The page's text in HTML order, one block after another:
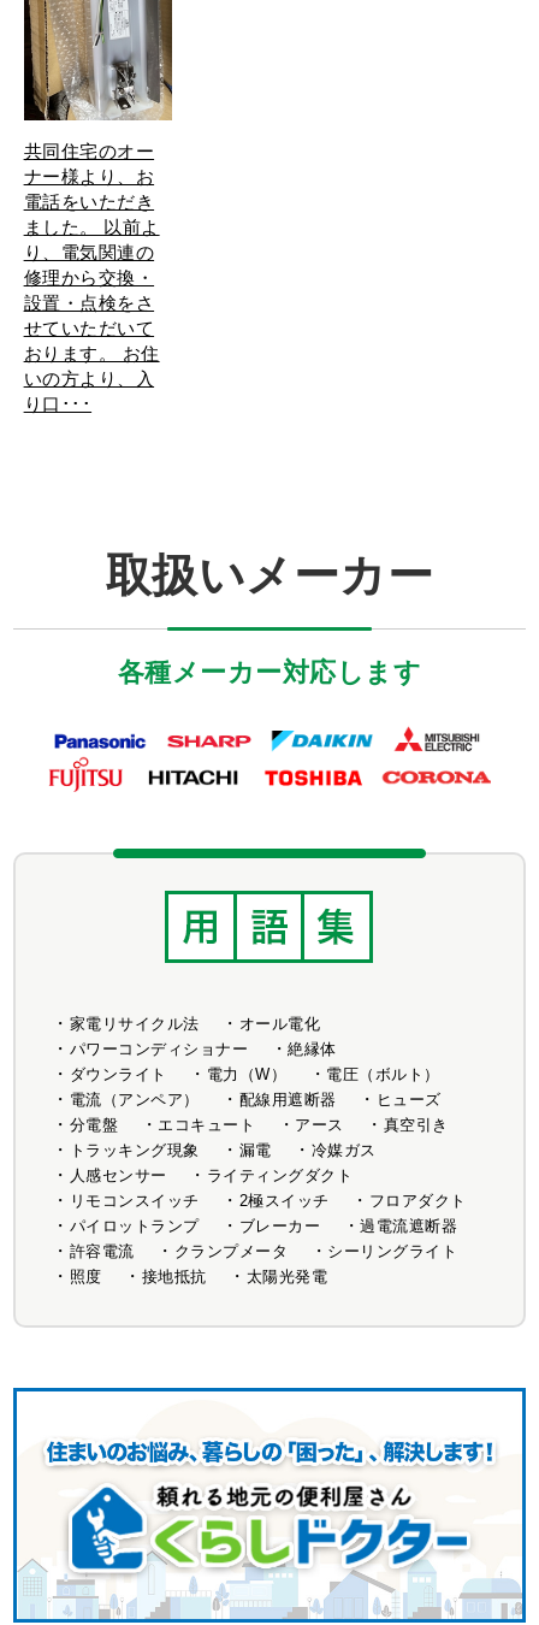
共同住宅のオー
ナー様より、お
電話をいただき
ました。 以前よ
り、電気関連の
修理から交換・
設置・点検をさ
せていただいて
おります。 お住
いの方より、入
り口･･･
取扱いメーカー
各種メーカー対応します
家電リサイクル法
オール電化
パワーコンディショナー
絶縁体
ダウンライト
電力（W）
電圧（ボルト）
電流（アンペア）
配線用遮断器
ヒューズ
分電盤
エコキュート アース
真空引き
トラッキング現象
漏電
冷媒ガス
人感センサー
ライティングダクト
リモコンスイッチ
2極スイッチ
フロアダクト
パイロットランプ
ブレーカー
過電流遮断器
許容電流
クランプメータ
シーリングライト
照度
接地抵抗 太陽光発電